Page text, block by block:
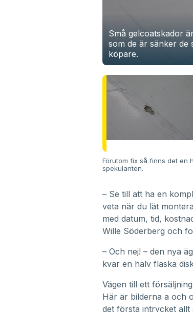
Små gelcoatskador
som de är sänker de
köpare.
Förutom fix så finns det en
spekulanten.
– Se till att ha en
veta när du lät
med datum, tid,
Wille Söderberg och
– Och nej! – den nya
kvar en halv flaska
Vägen till ett
Här är bilderna a och
det första intrycket allt